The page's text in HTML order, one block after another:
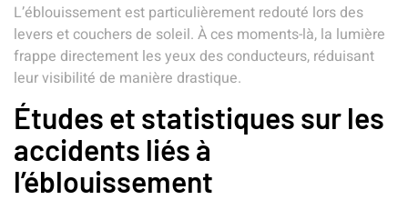
L’éblouissement est particulièrement redouté lors des
levers et couchers de soleil. À ces moments-là, la lumière
frappe directement les yeux des conducteurs, réduisant
leur visibilité de manière drastique.
Études et statistiques sur les
accidents liés à
l’éblouissement